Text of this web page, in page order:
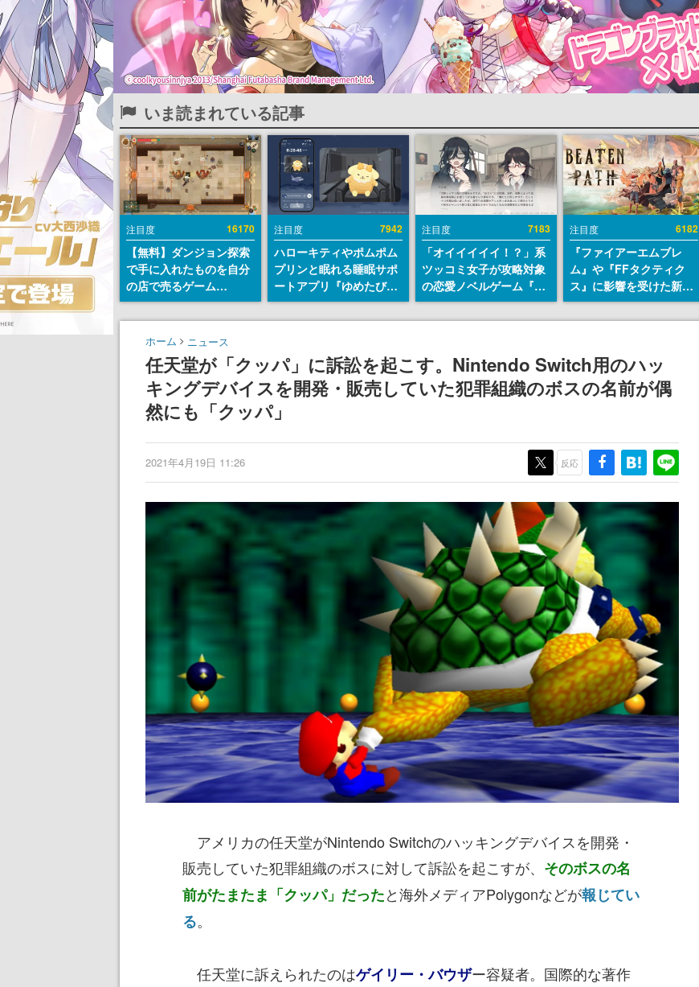
いま読まれている記事
注目度 16170
【無料】ダンジョン探索
で手に入れたものを自分
の店で売るゲーム
『Moonlighter』が
Steamにて無料配布中！
続編『Moonlighter 2』
の9月2日正式リリースを
記念したキャンペーン
注目度 7942
ハローキティやポムポム
プリンと眠れる睡眠サポ
ートアプリ『ゆめたび』
が配信中。キャラごとの
ASMRや目覚ましアラー
注目度 7183
「オイイイイイ！？」系
ツッコミ女子が攻略対象
の恋愛ノベルゲーム『美
術部カノジョ』Steamス
トアページが公開。「お
ー？＾＾」暗黒微笑の夢
女子や、萌え声不思議ち
ゃん女子と青春を謳歌
注目度 6182
『ファイアーエムブレ
ム』や『FFタクティク
ス』に影響を受けた新作
戦略RPG『Beaten
Path』2027年に発売
PS5、Xbox、Switch向
けにリリース予定
ホーム ニュース
任天堂が「クッパ」に訴訟を起こす。Nintendo Switch用のハッ
キングデバイスを開発・販売していた犯罪組織のボスの名前が偶
然にも「クッパ」
2021年4月19日 11:26 反応
アメリカの任天堂がNintendo Switchのハッキングデバイスを開発・
販売していた犯罪組織のボスに対して訴訟を起こすが、 そのボスの名
前がたまたま「クッパ」だったと海外メディアPolygonなどが報じてい
る。
任天堂に訴えられたのはゲイリー・バウザー容疑者。国際的な著作